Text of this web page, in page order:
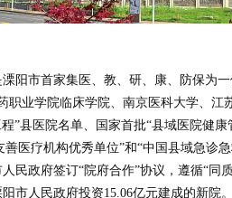
阳市首家集医、教、研、康、防保为
职业学院临床学院、南京医科大学、
”县医院名单、国家首批“县域医院健
医疗机构优秀单位”和“中国县域急诊
民政府签订“院府合作”协议，遵循“同
市人民政府投资15.06亿元建成的新院